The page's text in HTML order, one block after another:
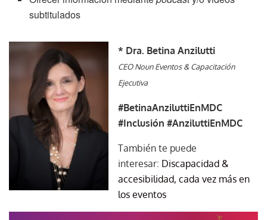
subtitulados
* Dra. Betina Anzilutti
CEO Noun Eventos & Capacitación
Ejecutiva
#BetinaAnziluttiEnMDC
#Inclusión #AnziluttiEnMDC
También te puede
interesar: Discapacidad &
accesibilidad, cada vez más en
los eventos